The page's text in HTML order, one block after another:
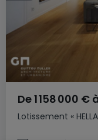
Lotissement «
De1 158 000 €